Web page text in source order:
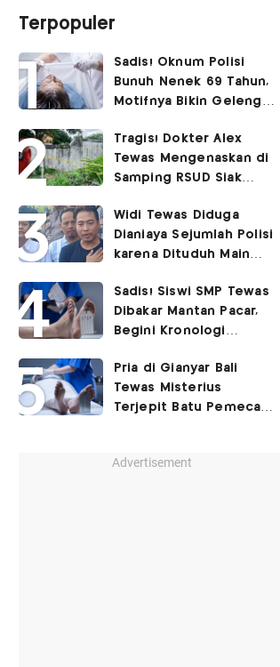
Terpopuler
Sadis! Oknum Polisi
Bunuh Nenek 69 Tahun,
Motifnya Bikin Geleng
Tragis! Dokter Alex
Tewas Mengenaskan di
Samping RSUD Siak
Rocuronium
Widi Tewas Diduga
Dianiaya Sejumlah Polisi
karena Dituduh Main
Sadis! Siswi SMP Tewas
Dibakar Mantan Pacar,
Begini Kronologi
Pria di Gianyar Bali
Tewas Misterius
Terjepit Batu Pemecah
Advertisement